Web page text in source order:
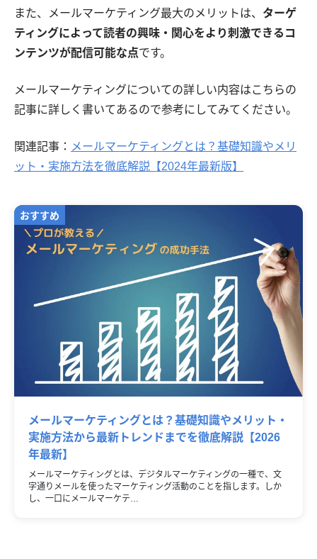
また、メールマーケティング最大のメリットは、 ターゲ
ティングによって読者の興味・関心をより刺激できるコ
ンテンツが配信可能な点です。
メールマーケティングについての詳しい内容はこちらの
記事に詳しく書いてあるので参考にしてみてください。
関連記事： メールマーケティングとは？基礎知識やメリ
ット・実施方法を徹底解説【2024年最新版】
メールマーケティングとは？基礎知識やメリット・
実施方法から最新トレンドまでを徹底解説【2026
年最新】
メールマーケティングとは、デジタルマーケティングの一種で、文
字通りメールを使ったマーケティング活動のことを指します。しか
し、一口にメールマーケテ…